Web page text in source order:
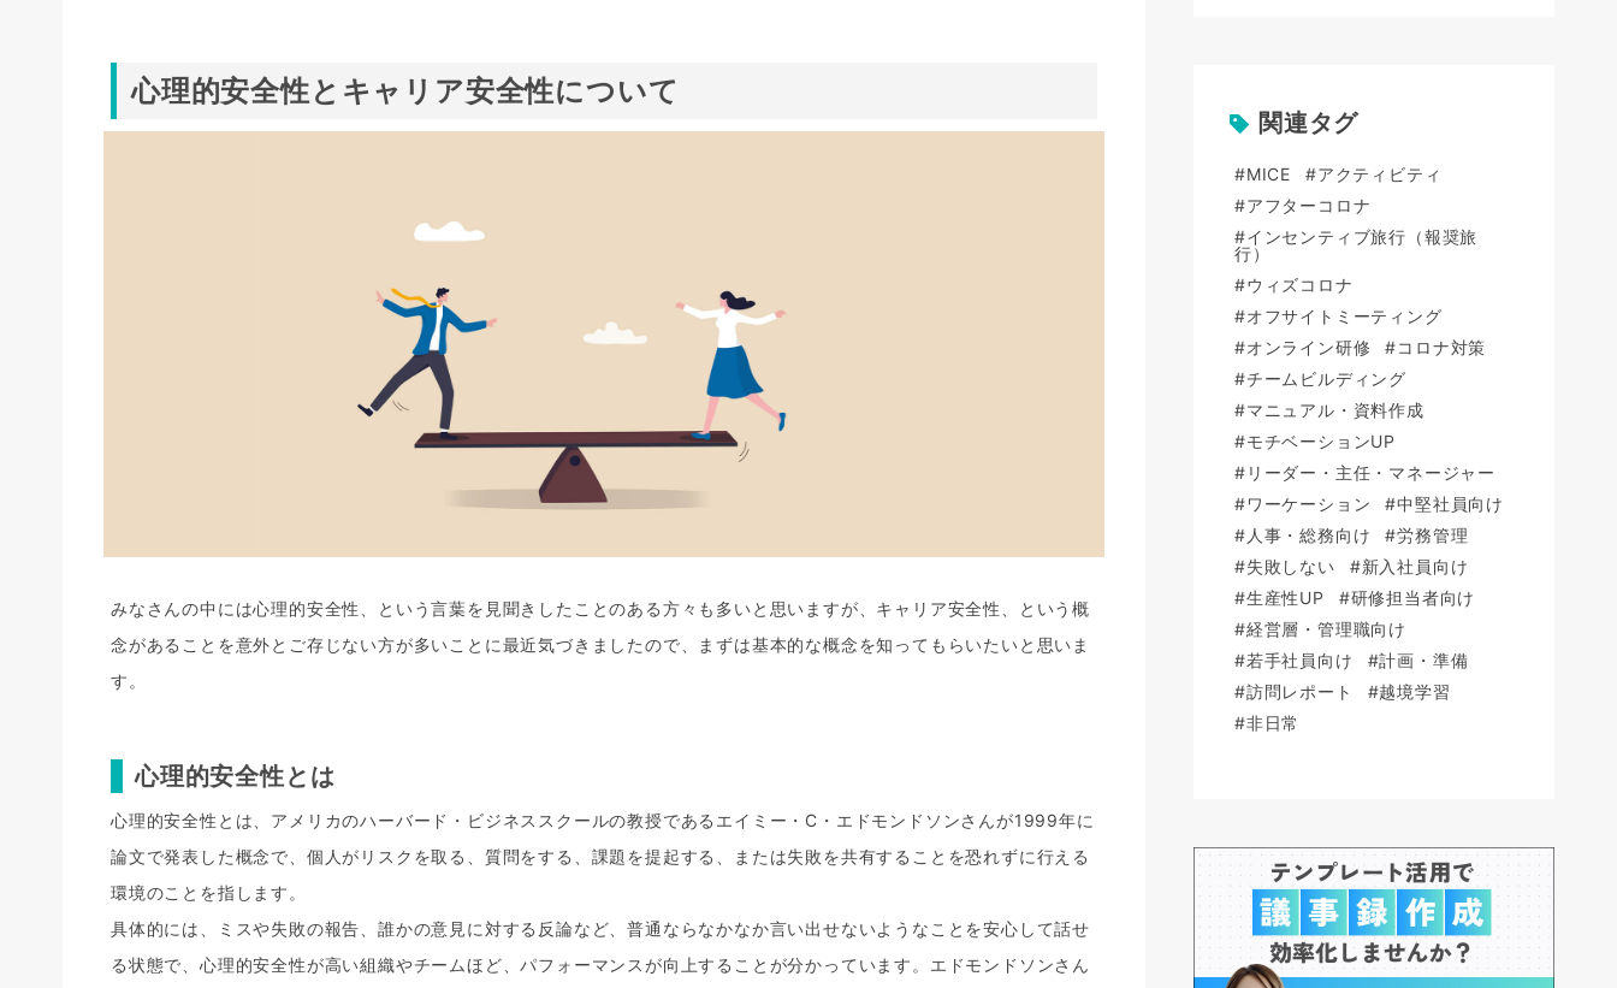
心理的安全性とキャリア安全性について
みなさんの中には心理的安全性、という言葉を見聞きしたことのある方々も多いと思いますが、キャリア安全性、という概
念があることを意外とご存じない方が多いことに最近気づきましたので、まずは基本的な概念を知ってもらいたいと思いま
す。
心理的安全性とは
心理的安全性とは、アメリカのハーバード・ビジネススクールの教授であるエイミー・C・エドモンドソンさんが1999年に
論文で発表した概念で、個人がリスクを取る、質問をする、課題を提起する、または失敗を共有することを恐れずに行える
環境のことを指します。
具体的には、ミスや失敗の報告、誰かの意見に対する反論など、普通ならなかなか言い出せないようなことを安心して話せ
る状態で、心理的安全性が高い組織やチームほど、パフォーマンスが向上することが分かっています。エドモンドソンさん
関連タグ
#MICE
#アクティビティ
#アフターコロナ
#インセンティブ旅行（報奨旅
行）
#ウィズコロナ
#オフサイトミーティング
#オンライン研修
#コロナ対策
#チームビルディング
#マニュアル・資料作成
#モチベーションUP
#リーダー・主任・マネージャー
#ワーケーション
#中堅社員向け
#人事・総務向け
#労務管理
#失敗しない
#新入社員向け
#生産性UP
#研修担当者向け
#経営層・管理職向け
#若手社員向け
#計画・準備
#訪問レポート
#越境学習
#非日常